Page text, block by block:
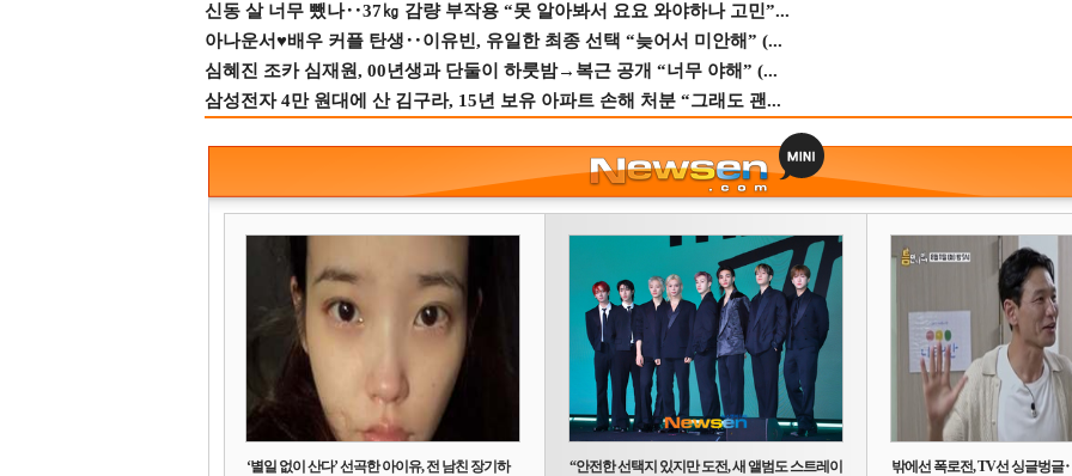
신동 살 너무 뺐나‥37㎏ 감량 부작용 “못 알아봐서 요요 와야하나 고민”...
아나운서♥배우 커플 탄생‥이유빈, 유일한 최종 선택 “늦어서 미안해” (...
심혜진 조카 심재원, 00년생과 단둘이 하룻밤→복근 공개 “너무 야해” (...
삼성전자 4만 원대에 산 김구라, 15년 보유 아파트 손해 처분 “그래도 괜...
‘별일 없이 산다’ 선곡한 아이유, 전 남친 장기하 “안전한 선택지 있지만 도전, 새 앨범도 스트레이 밖에선 폭로전, TV선 싱글벙글